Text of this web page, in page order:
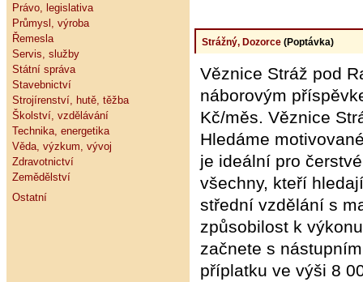
Právo, legislativa
Průmysl, výroba
Řemesla
Servis, služby
Státní správa
Stavebnictví
Strojírenství, hutě, těžba
Školství, vzdělávání
Technika, energetika
Věda, výzkum, vývoj
Zdravotnictví
Zemědělství
Ostatní
Strážný, Dozorce(Poptávka)
Věznice Stráž pod
náborovým
Kč/měs. Věznice
Hledáme
je ideální pro
všechny, kteří
střední vzdělání s
způsobilost k
začnete s
příplatku ve výši 8